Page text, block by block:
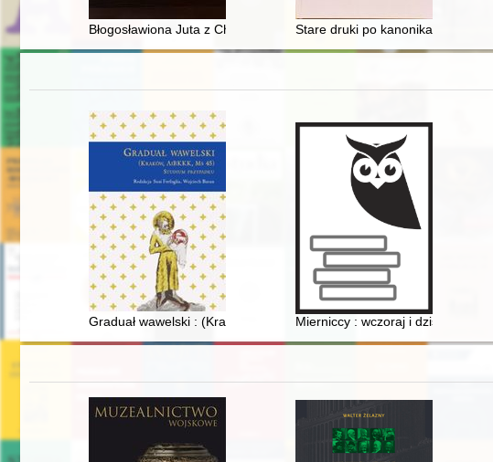
Błogosławiona Juta z Chełmży (ok. 1220-1260) : wdowa i pustelnica
Stare druki po kanonikach
Graduał wawelski : (Kraków, AiBKKK, Ms 45) : studium przypadku
Mierniccy : wczoraj i dziś